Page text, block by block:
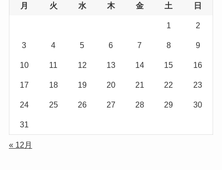
月 火 水 木 金 土 日
1 2
3 4 5 6 7 8 9
10 11 12 13 14 15 16
17 18 19 20 21 22 23
24 25 26 27 28 29 30
31
« 12月